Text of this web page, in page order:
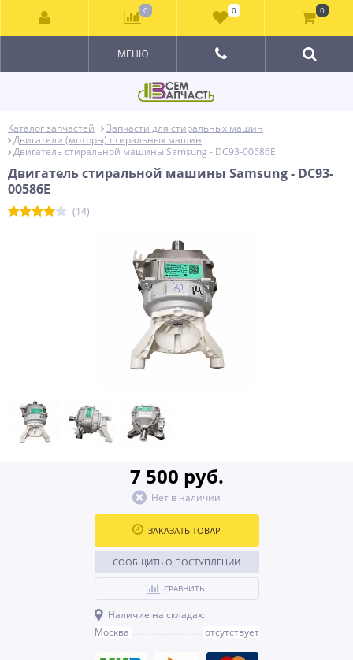
МЕНЮ
Каталог запчастей
Запчасти для стиральных машин
Двигатели (моторы) стиральных машин
Двигатель стиральной машины Samsung - DC93-00586E
Двигатель стиральной машины Samsung - DC93-
00586E
(14)
7 500 руб.
Нет в наличии
ЗАКАЗАТЬ ТОВАР
СООБЩИТЬ О ПОСТУПЛЕНИИ
СРАВНИТЬ
Наличие на складах:
Москва
отсутствует
0 0 0